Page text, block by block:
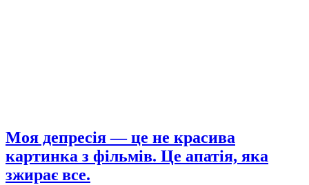
Моя депресія — це не красива
картинка з фільмів. Це апатія, яка
зжирає все.